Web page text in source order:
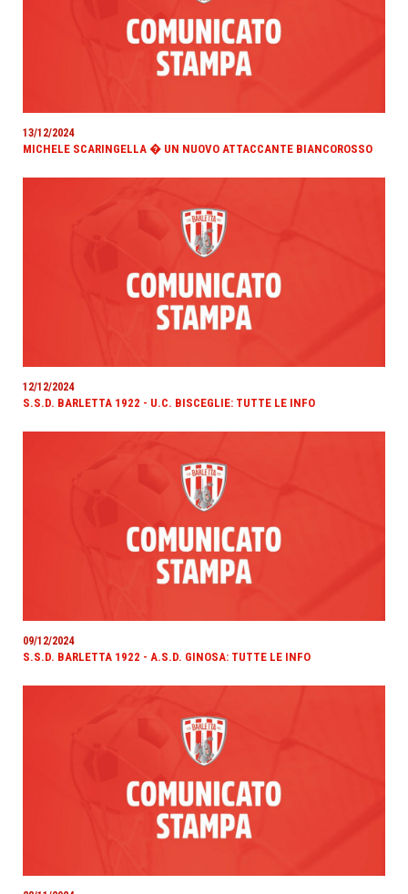
13/12/2024
MICHELE SCARINGELLA � UN NUOVO ATTACCANTE BIANCOROSSO
12/12/2024
S.S.D. BARLETTA 1922 - U.C. BISCEGLIE: TUTTE LE INFO
09/12/2024
S.S.D. BARLETTA 1922 - A.S.D. GINOSA: TUTTE LE INFO